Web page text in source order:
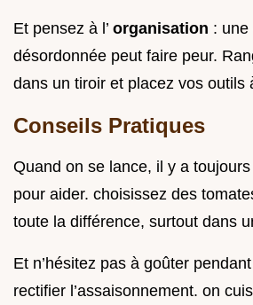
Et pensez à l’ organisation : une
désordonnée peut faire peur.
dans un tiroir et placez vos outils
Conseils Pratiques
Quand on se lance, il y a
pour aider. choisissez des
toute la différence, surtout dans
Et n’hésitez pas à goûter
rectifier l’assaisonnement. on